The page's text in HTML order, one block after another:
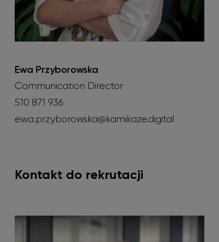
Ewa Przyborowska
Communication Director
510 871 936
ewa.przyborowska@kamikaze.digital
Kontakt do rekrutacji